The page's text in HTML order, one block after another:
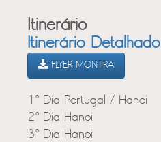
Itinerário
Itinerário Detalhado
FLYER MONTRA
1º Dia Portugal / Hanoi
2º Dia Hanoi
3º Dia Hanoi